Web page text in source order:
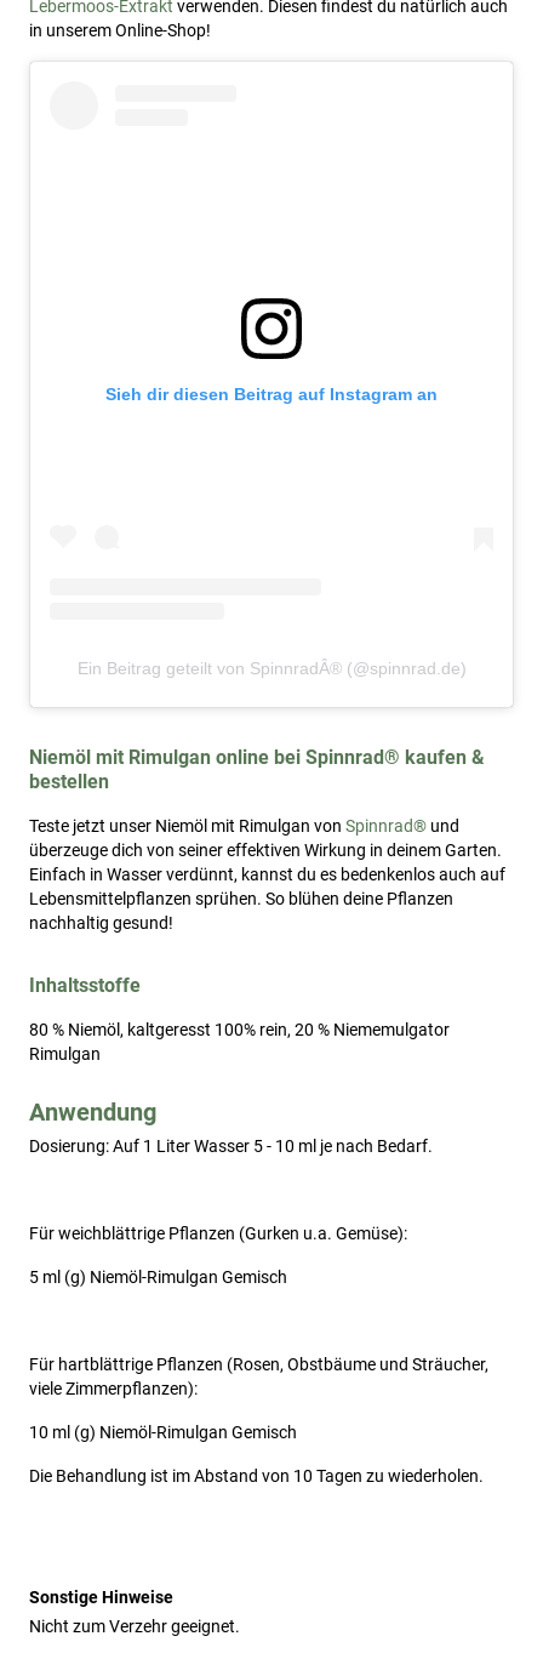
Lebermoos-Extrakt verwenden. Diesen findest du natürlich auch
in unserem Online-Shop!
Sieh dir diesen Beitrag auf Instagram an
Ein Beitrag geteilt von SpinnradÂ® (@spinnrad.de)
Niemöl mit Rimulgan online bei Spinnrad® kaufen &
bestellen
Teste jetzt unser Niemöl mit Rimulgan von Spinnrad® und
überzeuge dich von seiner effektiven Wirkung in deinem Garten.
Einfach in Wasser verdünnt, kannst du es bedenkenlos auch auf
Lebensmittelpflanzen sprühen. So blühen deine Pflanzen
nachhaltig gesund!
Inhaltsstoffe
80 % Niemöl, kaltgeresst 100% rein, 20 % Niememulgator
Rimulgan
Anwendung
Dosierung: Auf 1 Liter Wasser 5 - 10 ml je nach Bedarf.
Für weichblättrige Pflanzen (Gurken u.a. Gemüse):
5 ml (g) Niemöl-Rimulgan Gemisch
Für hartblättrige Pflanzen (Rosen, Obstbäume und Sträucher,
viele Zimmerpflanzen):
10 ml (g) Niemöl-Rimulgan Gemisch
Die Behandlung ist im Abstand von 10 Tagen zu wiederho­len.
Sonstige Hinweise
Nicht zum Verzehr geeignet.